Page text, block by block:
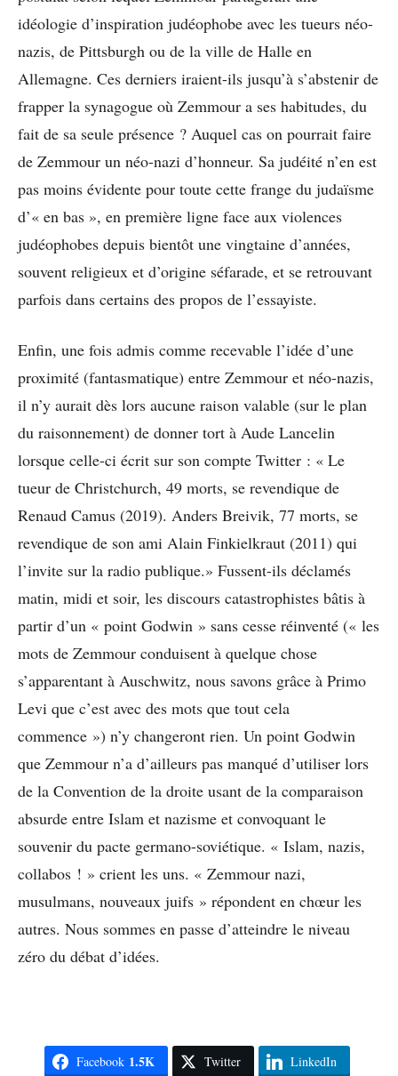
idéologie d’inspiration judéophobe avec les tueurs néo-
nazis, de Pittsburgh ou de la ville de Halle en
Allemagne. Ces derniers iraient-ils jusqu’à s’abstenir de
frapper la synagogue où Zemmour a ses habitudes, du
fait de sa seule présence ? Auquel cas on pourrait faire
de Zemmour un néo-nazi d’honneur. Sa judéité n’en est
pas moins évidente pour toute cette frange du judaïsme
d’« en bas », en première ligne face aux violences
judéophobes depuis bientôt une vingtaine d’années,
souvent religieux et d’origine séfarade, et se retrouvant
parfois dans certains des propos de l’essayiste.
Enfin, une fois admis comme recevable l’idée d’une
proximité (fantasmatique) entre Zemmour et néo-nazis,
il n’y aurait dès lors aucune raison valable (sur le plan
du raisonnement) de donner tort à Aude Lancelin
lorsque celle-ci écrit sur son compte Twitter : « Le
tueur de Christchurch, 49 morts, se revendique de
Renaud Camus (2019). Anders Breivik, 77 morts, se
revendique de son ami Alain Finkielkraut (2011) qui
l’invite sur la radio publique.» Fussent-ils déclamés
matin, midi et soir, les discours catastrophistes bâtis à
partir d’un « point Godwin » sans cesse réinventé (« les
mots de Zemmour conduisent à quelque chose
s’apparentant à Auschwitz, nous savons grâce à Primo
Levi que c’est avec des mots que tout cela
commence ») n’y changeront rien. Un point Godwin
que Zemmour n’a d’ailleurs pas manqué d’utiliser lors
de la Convention de la droite usant de la comparaison
absurde entre Islam et nazisme et convoquant le
souvenir du pacte germano-soviétique. « Islam, nazis,
collabos ! » crient les uns. « Zemmour nazi,
musulmans, nouveaux juifs » répondent en chœur les
autres. Nous sommes en passe d’atteindre le niveau
zéro du débat d’idées.
Facebook 1.5K Twitter LinkedIn